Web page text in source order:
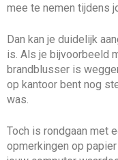
mee te nemen tijdens
Dan kan je duidelijk
is. Als je bijvoorbeeld
brandblusser is
op kantoor bent nog
was.
Toch is rondgaan met
opmerkingen op